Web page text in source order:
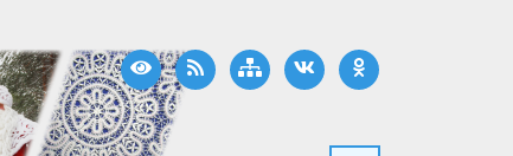
Версия для слабовидящих
RSS Карта сайта
ВКонтактеОдноклассники